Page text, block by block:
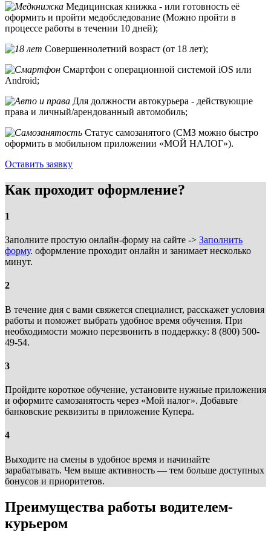
Медицинская книжка - или готовность её
оформить и пройти медобследование (Можно пройти в
процессе работы в течении 10 дней);
Совершеннолетний возраст (от 18 лет);
Смартфон с операционной системой iOS или
Android;
Для должности автокурьера - действующие
права и личный/арендованный автомобиль;
Статус самозанятого (СМЗ можно быстро
оформить в мобильном приложении «МОЙ НАЛОГ»).
Оставить заявку
Как проходит оформление?
1
Заполните простую онлайн-форму на сайте -> Заполнить
форму. оформление проходит онлайн и занимает несколько
минут.
2
В течение дня с вами свяжется специалист, расскажет условия
работы и поможет выбрать удобное время обучения. При
необходимости можно перезвонить в поддержку: 8 (800) 500-
49-54.
3
Пройдите короткое обучение, установите нужные приложения
и оформите самозанятость через «Мой налог». Добавьте
банковские реквизиты в приложение Купера.
4
Выходите на смены в удобное время и начинайте
зарабатывать. Чем выше активность — тем больше доступных
бонусов и приоритетов.
Преимущества работы водителем-
курьером